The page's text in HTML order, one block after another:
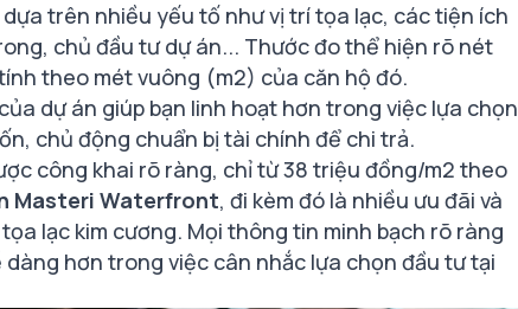
trên nhiều yếu tố như vị trí tọa lạc, các tiện ích
chủ đầu tư dự án... Thước đo thể hiện rõ nét
theo mét vuông (m2) của căn hộ đó.
dự án giúp bạn linh hoạt hơn trong việc lựa chọn
chủ động chuẩn bị tài chính để chi trả.
công khai rõ ràng, chỉ từ 38 triệu đồng/m2 theo
Masteri Waterfront, đi kèm đó là nhiều ưu đãi và
lạc kim cương. Mọi thông tin minh bạch rõ ràng
dàng hơn trong việc cân nhắc lựa chọn đầu tư tại